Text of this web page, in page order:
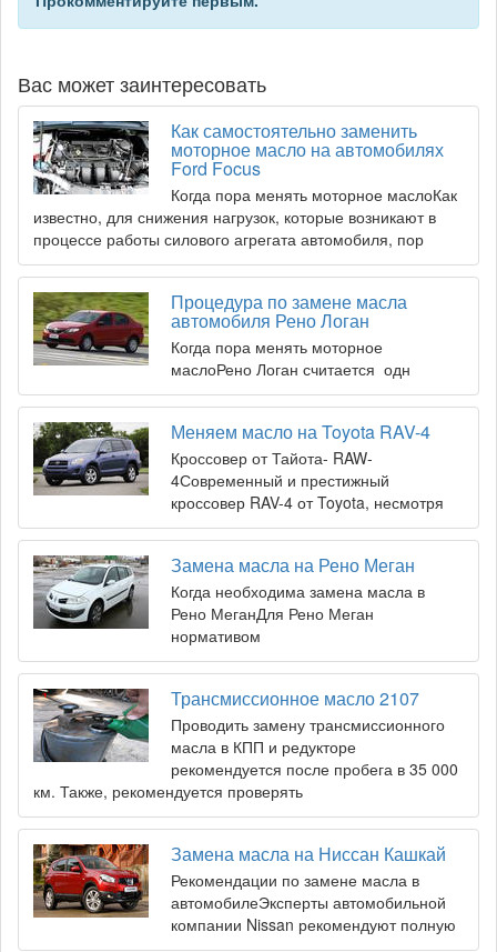
Вас может заинтересовать
Как самостоятельно заменить
моторное масло на автомобилях
Ford Focus
Когда пора менять моторное маслоКак
известно, для снижения нагрузок, которые возникают в
процессе работы силового агрегата автомобиля, пор
Процедура по замене масла
автомобиля Рено Логан
Когда пора менять моторное
маслоРено Логан считается одн
Меняем масло на Toyota RAV-4
Кроссовер от Тайота- RAW-
4Современный и престижный
кроссовер RAV-4 от Toyota, несмотря
Замена масла на Рено Меган
Когда необходима замена масла в
Рено МеганДля Рено Меган
нормативом
Трансмиссионное масло 2107
Проводить замену трансмиссионного
масла в КПП и редукторе
рекомендуется после пробега в 35 000
км. Также, рекомендуется проверять
Замена масла на Ниссан Кашкай
Рекомендации по замене масла в
автомобилеЭксперты автомобильной
компании Nissan рекомендуют полную